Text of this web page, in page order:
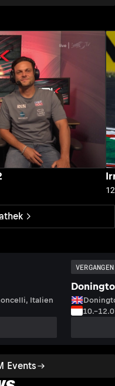
Events
Italien
VERGANGEN